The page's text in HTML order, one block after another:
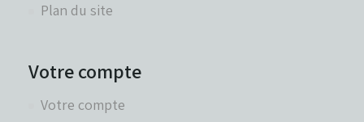
Plan du site
Votre compte
Votre compte